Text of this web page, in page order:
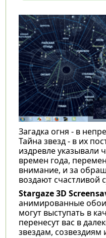
Загадка огня - в
Тайна звезд - в их
издревле указывали
времен года,
внимание, и за
воздают счастливой
Stargaze 3D
анимированные
могут выступать в
перенесут вас в
звездам, созвездиям